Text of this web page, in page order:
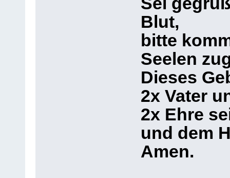
Blut,
bitte
Seelen
Dieses
2x Vater
2x Ehre
und dem
Amen.